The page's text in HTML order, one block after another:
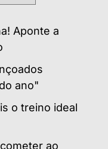
Aponte a
ano"
o treino ideal
ao